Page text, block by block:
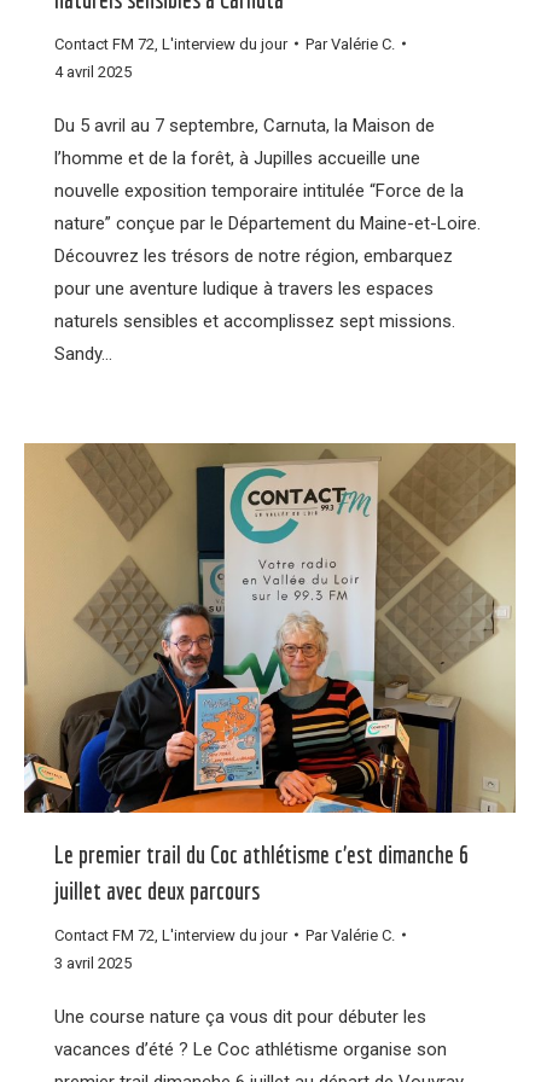
Contact FM 72 L'interview du jour ParValérie C.
4 avril 2025
Du 5 avril au 7 septembre, Carnuta, la Maison de
l’homme et de la forêt, à Jupilles accueille une
nouvelle exposition temporaire intitulée “Force de la
nature” conçue par le Département du Maine-et-Loire.
Découvrez les trésors de notre région, embarquez
pour une aventure ludique à travers les espaces
naturels sensibles et accomplissez sept missions.
Sandy…
Le premier trail du Coc athlétisme c’est dimanche 6
juillet avec deux parcours
Contact FM 72 L'interview du jour ParValérie C.
3 avril 2025
Une course nature ça vous dit pour débuter les
vacances d’été ? Le Coc athlétisme organise son